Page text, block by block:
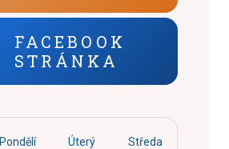
FACEBOOK
STRÁNKA
Pondělí Úterý Středa